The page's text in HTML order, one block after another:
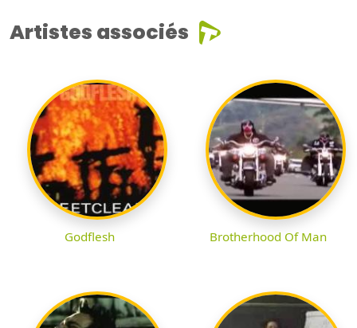
Artistes associés
Godflesh Brotherhood Of Man